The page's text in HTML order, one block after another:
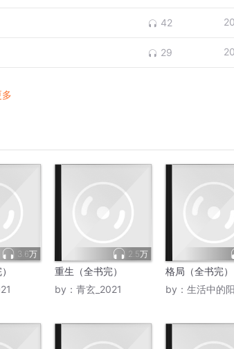
42
29
3.6万 2.5万
重生（全书完）
by： 青玄_2021
格局（全书完）
by： 生活中的